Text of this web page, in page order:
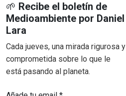
🌱 Recibe el boletín de
Medioambiente por Daniel
Lara
Cada jueves, una mirada rigurosa y
comprometida sobre lo que le
está pasando al planeta.